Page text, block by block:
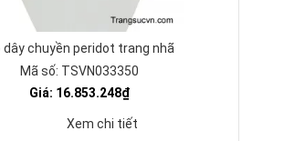
dây chuyền peridot trang nhã
Mã số: TSVN033350
Giá: 16.853.248₫
Xem chi tiết